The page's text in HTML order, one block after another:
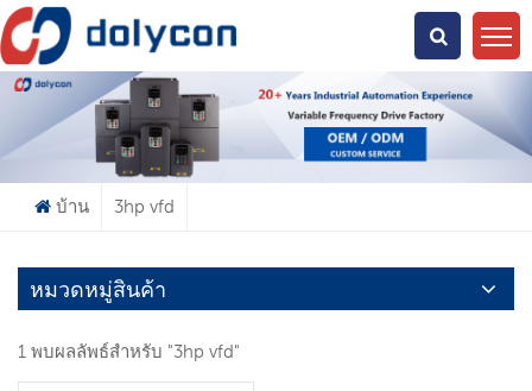
คุณกำลังมองหาอะไร?
บ้าน 3hp vfd
หมวดหมู่สินค้า
1 พบผลลัพธ์สำหรับ "3hp vfd"